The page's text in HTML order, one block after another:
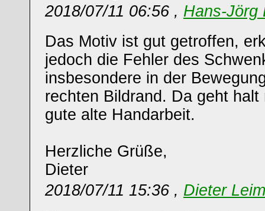
2018/07/11 06:56 , Hans-Jörg
Das Motiv ist gut getroffen,
jedoch die Fehler des
insbesondere in der
rechten Bildrand. Da geht
gute alte Handarbeit.
Herzliche Grüße,
Dieter
2018/07/11 15:36 , Dieter